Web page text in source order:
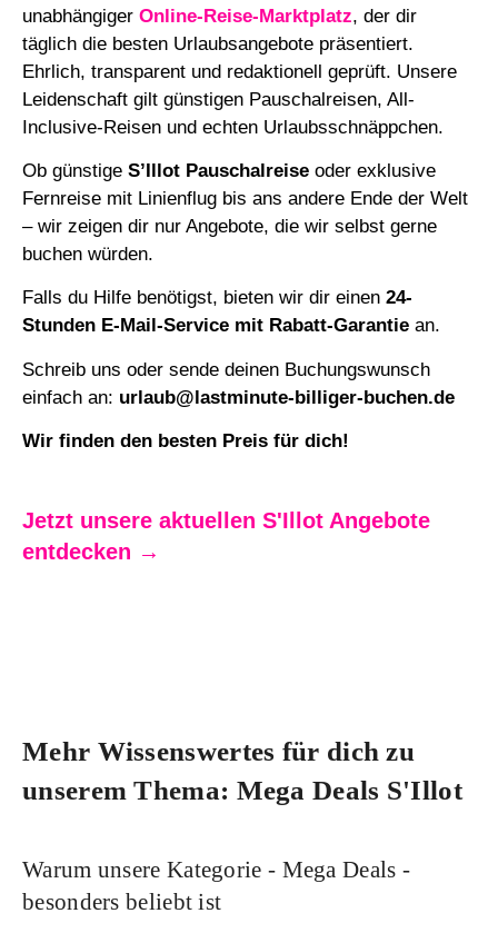
unabhängiger Online-Reise-Marktplatz, der dir
täglich die besten Urlaubsangebote präsentiert.
Ehrlich, transparent und redaktionell geprüft. Unsere
Leidenschaft gilt günstigen Pauschalreisen, All-
Inclusive-Reisen und echten Urlaubsschnäppchen.
Ob günstige S’Illot Pauschalreise oder exklusive
Fernreise mit Linienflug bis ans andere Ende der Welt
– wir zeigen dir nur Angebote, die wir selbst gerne
buchen würden.
Falls du Hilfe benötigst, bieten wir dir einen 24-
Stunden E-Mail-Service mit Rabatt-Garantie an.
Schreib uns oder sende deinen Buchungswunsch
einfach an: urlaub@lastminute-billiger-buchen.de
Wir finden den besten Preis für dich!
Jetzt unsere aktuellen S'Illot Angebote
entdecken →
Mehr Wissenswertes für dich zu
unserem Thema: Mega Deals S'Illot
Warum unsere Kategorie - Mega Deals -
besonders beliebt ist